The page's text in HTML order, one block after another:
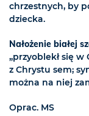
chrzestnych, by
dziecka.
Nałożenie białej
„przyoblekł się w
z Chrystu sem;
można na niej
Oprac. MS